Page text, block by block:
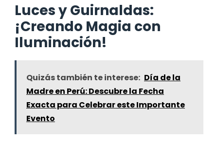
Luces y Guirnaldas:
¡Creando Magia con
Iluminación!
Quizás también te interese: Día de la
Madre en Perú: Descubre la Fecha
Exacta para Celebrar este Importante
Evento